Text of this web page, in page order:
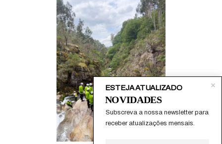
ESTEJA ATUALIZADO
Subscreva a nossa newsletter para
receber atualizações mensais.
NOVIDADES